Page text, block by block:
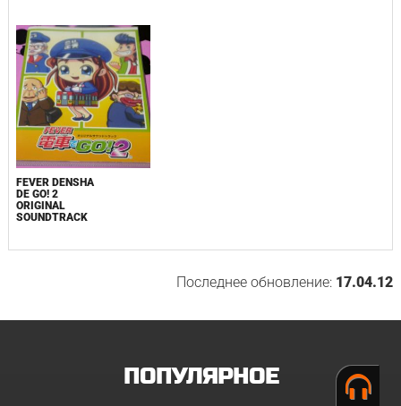
FEVER DENSHA
DE GO! 2
ORIGINAL
SOUNDTRACK
Последнее обновление: 17.04.12
ПОПУЛЯРНОЕ